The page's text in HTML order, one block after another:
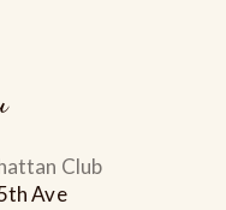
Club
Ave